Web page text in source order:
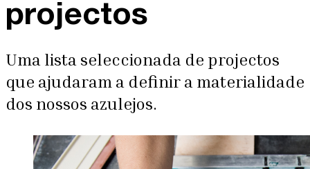
projectos
Uma lista seleccionada de projectos
que ajudaram a definir a materialidade
dos nossos azulejos.